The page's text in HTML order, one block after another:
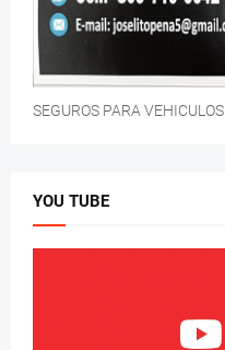
SEGUROS PARA VEHICULOS
YOU TUBE